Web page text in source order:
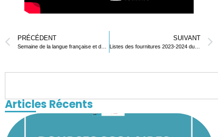
PRÉCÉDENT SUIVANT
Listes des fournitures 2023-2024 du Secondaire
Articles Récents